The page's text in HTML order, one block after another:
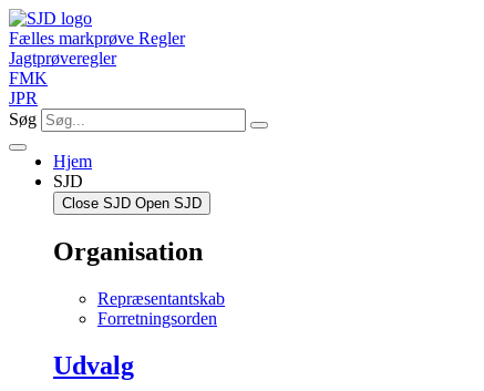
Videre
til
indhold
Fælles markprøve Regler
Jagtprøveregler
FMK
JPR
Søg
Hjem
SJD
Close SJD Open SJD
Organisation
Repræsentantskab
Forretningsorden
Udvalg